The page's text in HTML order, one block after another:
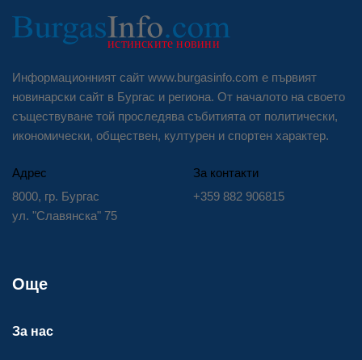
Информационният сайт www.burgasinfo.com е първият
новинарски сайт в Бургас и региона. От началото на своето
съществуване той проследява събитията от политически,
икономически, обществен, културен и спортен характер.
Адрес
8000, гр. Бургас
ул. "Славянска" 75
За контакти
+359 882 906815
Още
За нас